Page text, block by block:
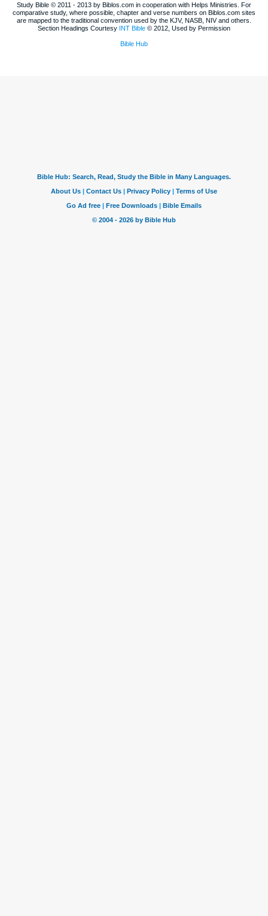
Study Bible © 2011 - 2013 by Biblos.com in cooperation with Helps Ministries. For
comparative study, where possible, chapter and verse numbers on Biblos.com sites
are mapped to the traditional convention used by the KJV, NASB, NIV and others.
Section Headings Courtesy INT Bible © 2012, Used by Permission
Bible Hub